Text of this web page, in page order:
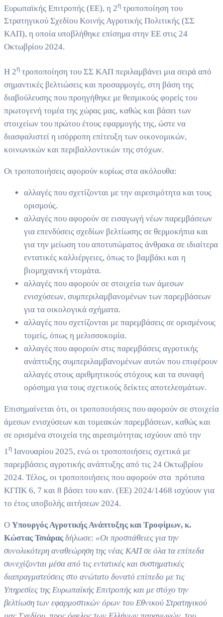
Ευρωπαϊκής Επιτροπής (ΕΕ), η 2η τροποποίηση του
Στρατηγικού Σχεδίου Κοινής Αγροτικής Πολιτικής (ΣΣ
ΚΑΠ), η οποία υποβλήθηκε επίσημα στην ΕΕ στις 24
Οκτωβρίου 2024.
Η 2η τροποποίηση του ΣΣ ΚΑΠ περιλαμβάνει μια σειρά από
σημαντικές βελτιώσεις και προσαρμογές, στη βάση της
διαβούλευσης που προηγήθηκε με θεσμικούς φορείς του
πρωτογενή τομέα της χώρας μας, καθώς και βάσει των
στοιχείων του πρώτου έτους εφαρμογής της, ώστε να
διασφαλιστεί η ισόρροπη επίτευξη των οικονομικών,
κοινωνικών και περιβαλλοντικών της στόχων.
Οι τροποποιήσεις αφορούν κυρίως στα ακόλουθα:
αλλαγές που σχετίζονται με την αιρεσιμότητα και τους
ορισμούς.
αλλαγές που αφορούν σε εισαγωγή νέων παρεμβάσεων
για επενδύσεις σχεδίων βελτίωσης σε θερμοκήπια και
για την μείωση του αποτυπώματος άνθρακα σε ιδιαίτερα
εντατικές καλλιέργειες, όπως το βαμβάκι και η
βιομηχανική ντομάτα.
αλλαγές που αφορούν σε στοιχεία των άμεσων
ενισχύσεων, συμπεριλαμβανομένων των παρεμβάσεων
για τα οικολογικά σχήματα.
αλλαγές που σχετίζονται με παρεμβάσεις σε ορισμένους
τομείς, όπως η μελισσοκομία.
αλλαγές που αφορούν στις παρεμβάσεις αγροτικής
ανάπτυξης συμπεριλαμβανομένων αυτών που επιφέρουν
αλλαγές στους αριθμητικούς στόχους και τα συναφή
ορόσημα για τους σχετικούς δείκτες αποτελεσμάτων.
Επισημαίνεται ότι, οι τροποποιήσεις που αφορούν σε στοιχεία
άμεσων ενισχύσεων και τομεακών παρεμβάσεων, καθώς και
σε ορισμένα στοιχεία της αιρεσιμότητας ισχύουν από την
1η Ιανουαρίου 2025, ενώ οι τροποποιήσεις σχετικά με
παρεμβάσεις αγροτικής ανάπτυξης από τις 24 Οκτωβρίου
2024. Τέλος, οι τροποποιήσεις που αφορούν στα πρότυπα
ΚΓΠΚ 6, 7 και 8 βάσει του καν. (ΕΕ) 2024/1468 ισχύουν για
το έτος υποβολής αιτήσεων 2024.
Ο Υπουργός Αγροτικής Ανάπτυξης και Τροφίμων, κ.
Κώστας Τσιάρας δήλωσε: «Οι προσπάθειες για την
συνολικότερη αναθεώρηση της νέας ΚΑΠ σε όλα τα επίπεδα
συνεχίζονται μέσα από τις εντατικές και συστηματικές
διαπραγματεύσεις στο ανώτατο δυνατό επίπεδο με τις
Υπηρεσίες της Ευρωπαϊκής Επιτροπής και με στόχο την
βελτίωση των εφαρμοστικών όρων του Εθνικού Στρατηγικού